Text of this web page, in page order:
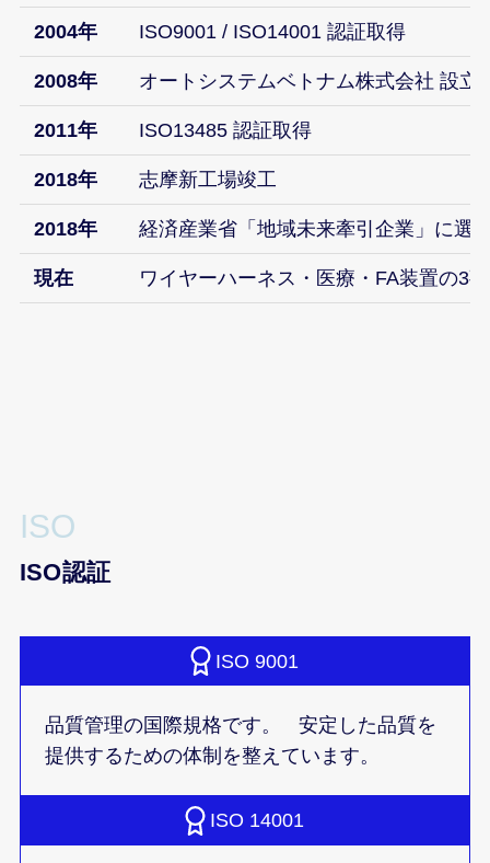
2004年 ISO9001 / ISO14001 認証取得
2008年 オートシステムベトナム株式会社 設立
2011年 ISO13485 認証取得
2018年 志摩新工場竣工
2018年 経済産業省「地域未来牽引企業」に選
現在 ワイヤーハーネス・医療・FA装置の3
ISO
ISO認証
ISO 9001
品質管理の国際規格です。 安定した品質を
提供するための体制を整えています。
ISO 14001